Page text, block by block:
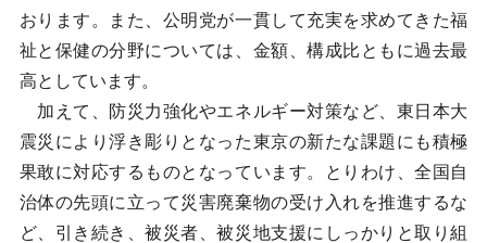
おります。また、公明党が一貫して充実を求めてきた福
祉と保健の分野については、金額、構成比ともに過去最
高としています。
加えて、防災力強化やエネルギー対策など、東日本大
震災により浮き彫りとなった東京の新たな課題にも積極
果敢に対応するものとなっています。とりわけ、全国自
治体の先頭に立って災害廃棄物の受け入れを推進するな
ど、引き続き、被災者、被災地支援にしっかりと取り組